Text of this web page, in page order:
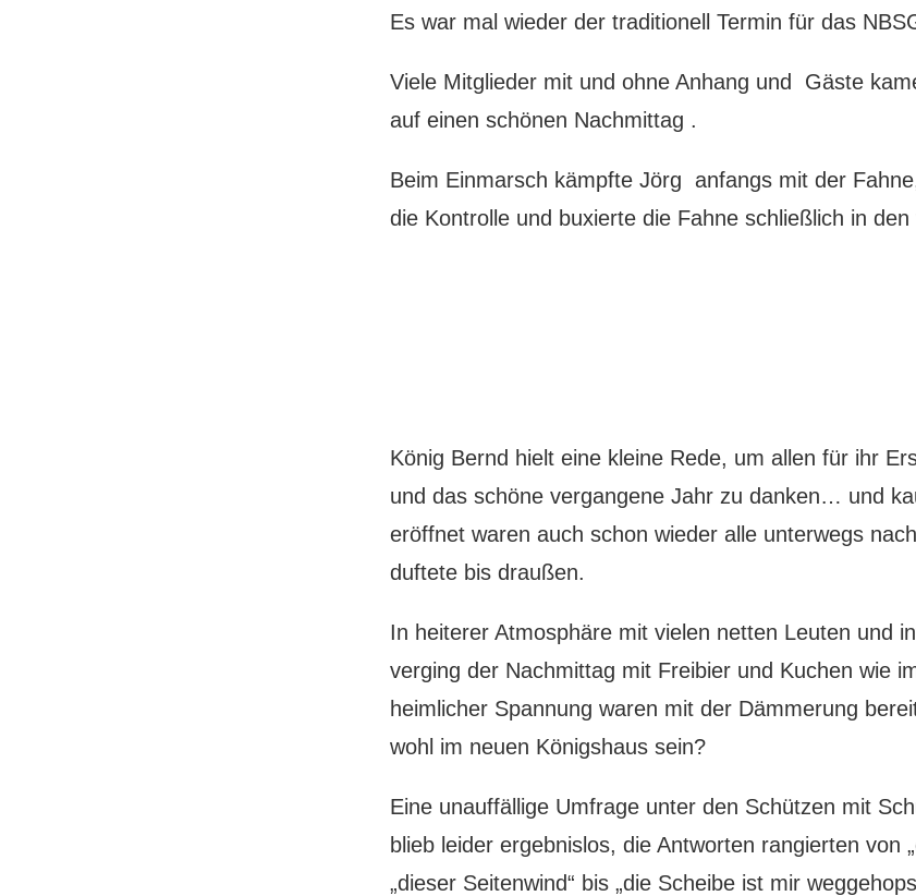
Es war mal wieder der traditionell Termin für das
Viele Mitglieder mit und ohne Anhang und Gäste
auf einen schönen Nachmittag .
Beim Einmarsch kämpfte Jörg anfangs mit der
die Kontrolle und buxierte die Fahne schließlich in
König Bernd hielt eine kleine Rede, um allen für ihr
und das schöne vergangene Jahr zu danken… und
eröffnet waren auch schon wieder alle unterwegs
duftete bis draußen.
In heiterer Atmosphäre mit vielen netten Leuten und
verging der Nachmittag mit Freibier und Kuchen wie
heimlicher Spannung waren mit der Dämmerung
wohl im neuen Königshaus sein?
Eine unauffällige Umfrage unter den Schützen mit
blieb leider ergebnislos, die Antworten rangierten von
„dieser Seitenwind“ bis „die Scheibe ist mir